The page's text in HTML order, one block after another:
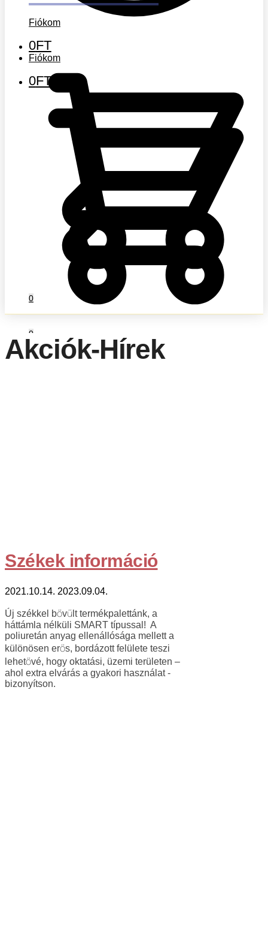
Fiókom
0FT
0
Fiókom
0FT
0
Akciók-Hírek
Székek információ
2021.10.14. 2023.09.04.
Új székkel bővűlt termékpalettánk, a
háttámla nélküli SMART típussal! A
poliuretán anyag ellenállósága mellett a
különösen erős, bordázott felülete teszi
lehetővé, hogy oktatási, üzemi területen –
ahol extra elvárás a gyakori használat -
bizonyítson.